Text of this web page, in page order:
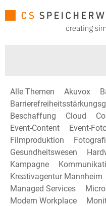
Alle Themen Akuvox
Beschaffung
Cloud
Event-Content
Event-
Filmproduktion
Gesundheitswesen
Kampagne
Kreativagentur Mannheim
Managed Services
Modern Workplace